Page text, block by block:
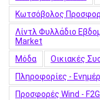
Κωτσόβολος
Λίντλ Φυλλάδιο
Market
Μόδα
Οικιακές
Πληροφορίες -
Προσφορές Wind -